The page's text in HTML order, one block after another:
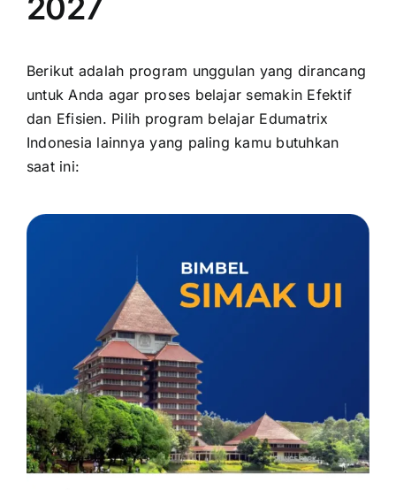
2027
Berikut adalah program unggulan yang dirancang
untuk Anda agar proses belajar semakin Efektif
dan Efisien. Pilih program belajar Edumatrix
Indonesia lainnya yang paling kamu butuhkan
saat ini: